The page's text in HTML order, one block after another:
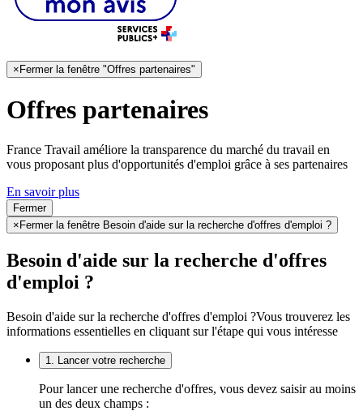
× Fermer la fenêtre "Offres partenaires"
Offres partenaires
France Travail améliore la transparence du marché du travail en
vous proposant plus d'opportunités d'emploi grâce à ses partenaires
En savoir plus
Fermer
×Fermer la fenêtre Besoin d'aide sur la recherche d'offres d'emploi ?
Besoin d'aide sur la recherche d'offres
d'emploi ?
Besoin d'aide sur la recherche d'offres d'emploi ?Vous trouverez les
informations essentielles en cliquant sur l'étape qui vous intéresse
1. Lancer votre recherche
Pour lancer une recherche d'offres, vous devez saisir au moins
un des deux champs :